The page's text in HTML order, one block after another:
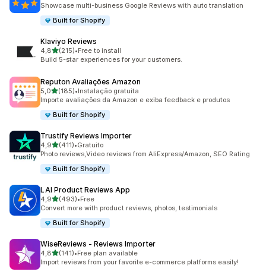
Showcase multi-business Google Reviews with auto translation
Built for Shopify
Klaviyo Reviews
4,8de 5 estrelas
(215)
215 total de avaliações
•Free to install
Build 5-star experiences for your customers.
Reputon Avaliações Amazon
5,0de 5 estrelas
(185)
185 total de avaliações
•Instalação gratuita
Importe avaliações da Amazon e exiba feedback e produtos
Built for Shopify
Trustify Reviews Importer
4,9de 5 estrelas
(411)
411 total de avaliações
•Gratuito
Photo reviews,Video reviews from AliExpress/Amazon, SEO Rating
Built for Shopify
LAI Product Reviews App
4,9de 5 estrelas
(493)
493 total de avaliações
•Free
Convert more with product reviews, photos, testimonials
Built for Shopify
WiseReviews ‑ Reviews Importer
4,8de 5 estrelas
(141)
141 total de avaliações
•Free plan available
Import reviews from your favorite e-commerce platforms easily!